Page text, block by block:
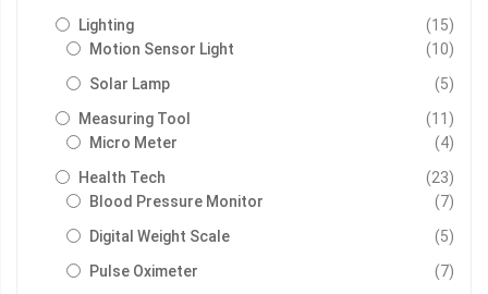
Lighting 15รายก
Motion Sensor Light
10รายก
Solar Lamp 5รายก
Measuring Tool 11 รายก
Micro Meter
4รายก
Health Tech 23รายก
Blood Pressure Monitor
7รายก
Digital Weight Scale 5รายก
Pulse Oximeter 7รายก